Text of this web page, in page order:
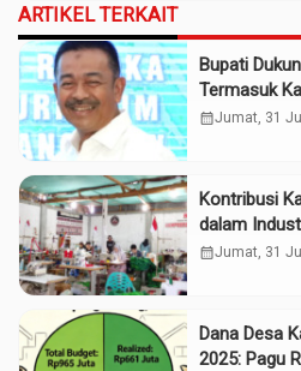
ARTIKEL TERKAIT
Bupati
Termasuk
calendar_monthJumat, 31
Kontribusi
dalam
Daerah
calendar_monthJumat, 31
Dana Desa
2025: Pagu